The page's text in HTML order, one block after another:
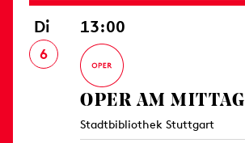
Di
6
13:00
OPER AM MITTAG
Stadtbibliothek Stuttgart